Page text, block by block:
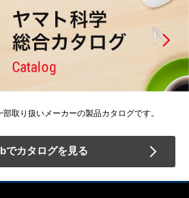
取り扱いメーカーの製品カタログです。
でカタログを見る